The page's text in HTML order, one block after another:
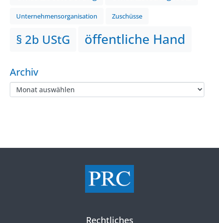
Unternehmensorganisation Zuschüsse
§ 2b UStG öffentliche Hand
Archiv
Rechtliches